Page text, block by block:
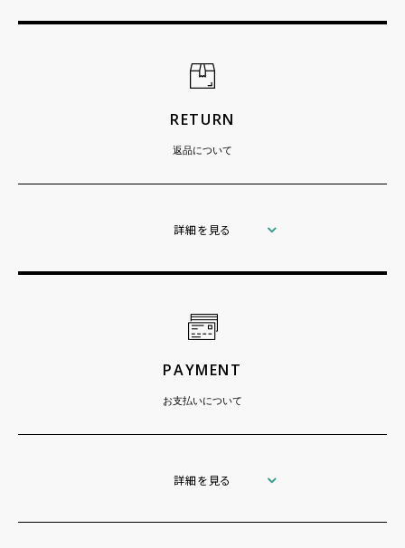
RETURN
返品について
詳細を見る
PAYMENT
お支払いについて
詳細を見る